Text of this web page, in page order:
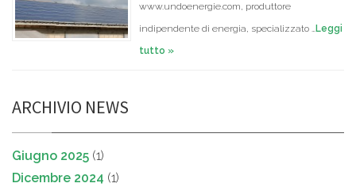
www.undoenergie.com, produttore
indipendente di energia, specializzato …Leggi
tutto »
ARCHIVIO NEWS
Giugno 2025 (1)
Dicembre 2024 (1)